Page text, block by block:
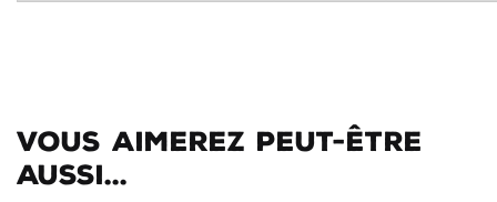
Vous aimerez peut-être
aussi...